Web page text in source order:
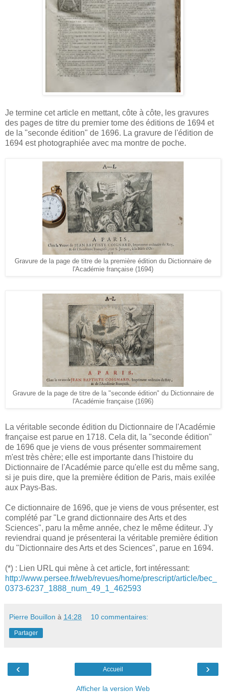
Je termine cet article en mettant, côte à côte, les gravures
des pages de titre du premier tome des éditions de 1694 et
de la "seconde édition" de 1696. La gravure de l'édition de
1694 est photographiée avec ma montre de poche.
Gravure de la page de titre de la première édition du Dictionnaire de
l'Académie française (1694)
Gravure de la page de titre de la "seconde édition" du Dictionnaire de
l'Académie française (1696)
La véritable seconde édition du Dictionnaire de l'Académie
française est parue en 1718. Cela dit, la "seconde édition"
de 1696 que je viens de vous présenter sommairement
m'est très chère; elle est importante dans l'histoire du
Dictionnaire de l'Académie parce qu'elle est du même sang,
si je puis dire, que la première édition de Paris, mais exilée
aux Pays-Bas.
Ce dictionnaire de 1696, que je viens de vous présenter, est
complété par "Le grand dictionnaire des Arts et des
Sciences", paru la même année, chez le même éditeur. J'y
reviendrai quand je présenterai la véritable première édition
du "Dictionnaire des Arts et des Sciences", parue en 1694.
(*) : Lien URL qui mène à cet article, fort intéressant:
http://www.persee.fr/web/revues/home/prescript/article/bec_
0373-6237_1888_num_49_1_462593
Pierre Bouillon à 14:28 10 commentaires:
Partager
‹ ›
Accueil
Afficher la version Web